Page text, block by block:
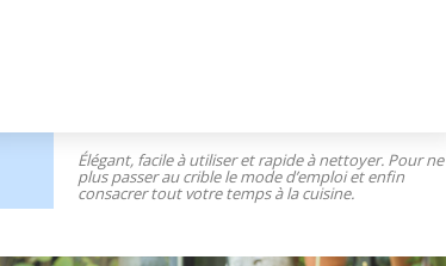
Élégant, facile à utiliser et rapide à nettoyer. Pour ne
plus passer au crible le mode d’emploi et enfin
consacrer tout votre temps à la cuisine.